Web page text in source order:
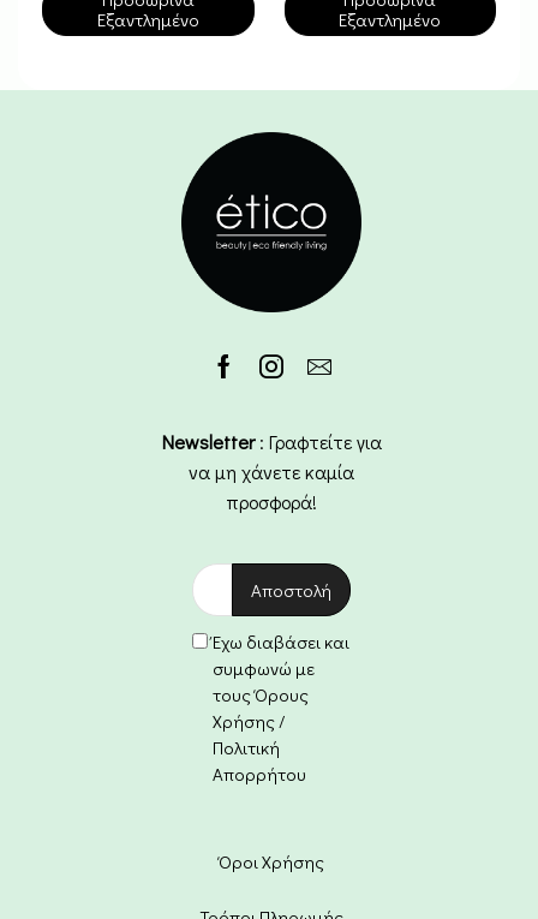
Εξαντλημένο
Εξαντλημένο
Newsletter: Γραφτείτε για
να μη χάνετε καμία
προσφορά!
Έχω διαβάσει και
συμφωνώ με
τους Όρους
Χρήσης /
Πολιτική
Απορρήτου
Όροι Χρήσης